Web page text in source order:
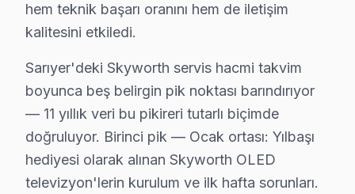
Darüşşafaka'da Skyworth TV Servisi
Demirciköy'de Skyworth TV Servisi
Demirciköy, doğal güzellikleriyle çevrili bir mahalle
Emirgan'da Skyworth TV Servisi
Emirgan, tarihi ve doğal güzellikleriyle öne çıkan bir
hem teknik başarı oranını hem de iletişim
kalitesini etkiledi.
Sarıyer'deki Skyworth servis hacmi takvim
boyunca beş belirgin pik noktası barındırıyor
— 11 yıllık veri bu pikireri tutarlı biçimde
doğruluyor. Birinci pik — Ocak ortası: Yılbaşı
hediyesi olarak alınan Skyworth OLED
televizyon'lerin kurulum ve ilk hafta sorunları.